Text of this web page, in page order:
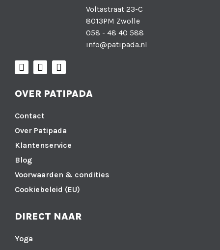
Voltastraat 23-C
8013PM Zwolle
058 - 48 40 588
info@patipada.nl
OVER PATIPADA
Contact
Over Patipada
Klantenservice
Blog
Voorwaarden & condities
Cookiebeleid (EU)
DIRECT NAAR
Yoga